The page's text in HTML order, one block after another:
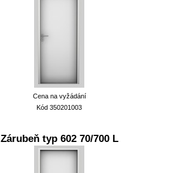
Cena na vyžádání
Kód 350201003
Zárubeň typ 602 70/700 L